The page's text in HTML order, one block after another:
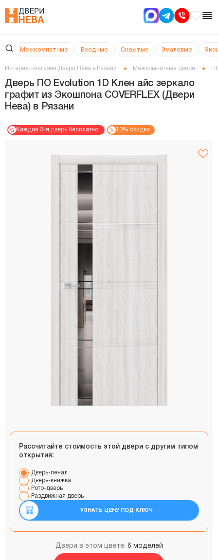
Межкомнатные Входные Скрытые Эмалевые
Интернет-магазин Двери Нева в Рязани Межкомнатные двери
Дверь ПО Evolution 1D Клен айс зеркало
графит из Экошпона COVERFLEX (Двери
Нева) в Рязани
Каждая 3-я дверь бесплатно! 10% скидка
Рассчитайте стоимость этой двери с другим типом
открытия:
Дверь-пенал
Дверь-книжка
Рото-дверь
Раздвижная дверь
УЗНАТЬ ЦЕНУ ПОД КЛЮЧ
Двери в этом цвете: 6 моделей